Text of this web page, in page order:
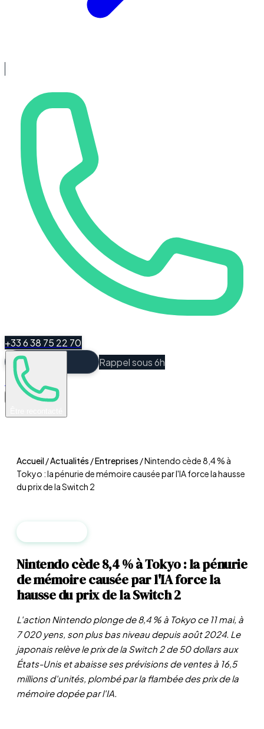
+33 6 38 75 22 70
Rappel sous 6h
Espace Client
Accueil/Actualités /Entreprises /Nintendo cède 8,4 % à
Tokyo : la pénurie de mémoire causée par l'IA force la hausse
du prix de la Switch 2
Nintendo cède 8,4 % à Tokyo : la pénurie
de mémoire causée par l'IA force la
hausse du prix de la Switch 2
L'action Nintendo plonge de 8,4 % à Tokyo ce 11 mai, à
7 020 yens, son plus bas niveau depuis août 2024. Le
japonais relève le prix de la Switch 2 de 50 dollars aux
États-Unis et abaisse ses prévisions de ventes à 16,5
millions d'unités, plombé par la flambée des prix de la
mémoire dopée par l'IA.